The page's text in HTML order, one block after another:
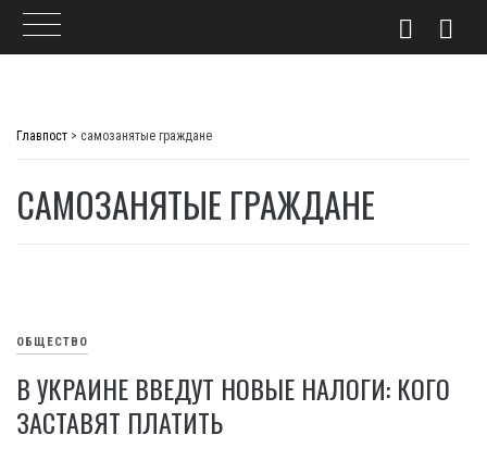
Главпост > самозанятые граждане
САМОЗАНЯТЫЕ ГРАЖДАНЕ
ОБЩЕСТВО
В УКРАИНЕ ВВЕДУТ НОВЫЕ НАЛОГИ: КОГО
ЗАСТАВЯТ ПЛАТИТЬ